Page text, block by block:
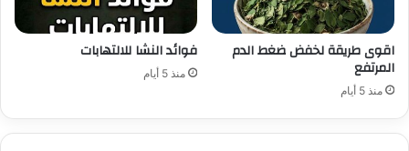
اقوى طريقة لخفض ضغط الدم
المرتفع
منذ 5 أيام
فوائد النشا للالتهابات
منذ 5 أيام